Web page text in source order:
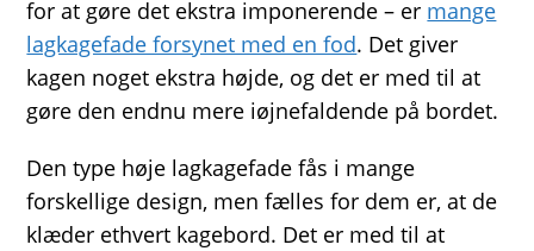
for at gøre det ekstra imponerende – er mange
lagkagefade forsynet med en fod. Det giver
kagen noget ekstra højde, og det er med til at
gøre den endnu mere iøjnefaldende på bordet.
Den type høje lagkagefade fås i mange
forskellige design, men fælles for dem er, at de
klæder ethvert kagebord. Det er med til at